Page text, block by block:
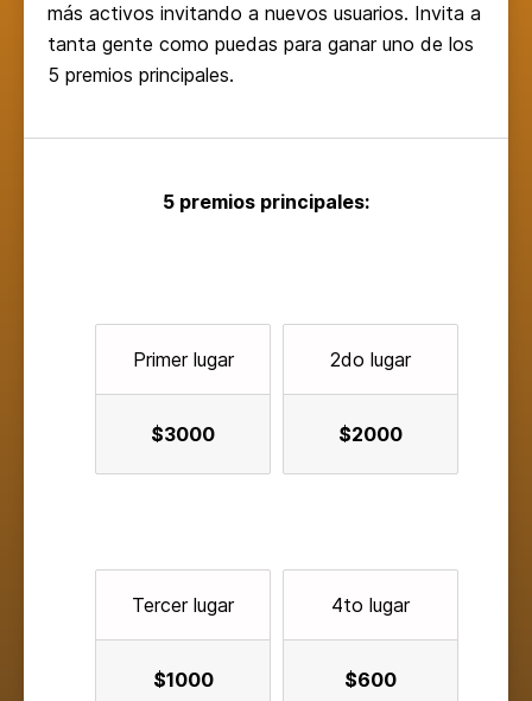
más activos invitando a nuevos usuarios. Invita a
tanta gente como puedas para ganar uno de los
5 premios principales.
5 premios principales:
Primer lugar
$3000
2do lugar
$2000
Tercer lugar
$1000
4to lugar
$600